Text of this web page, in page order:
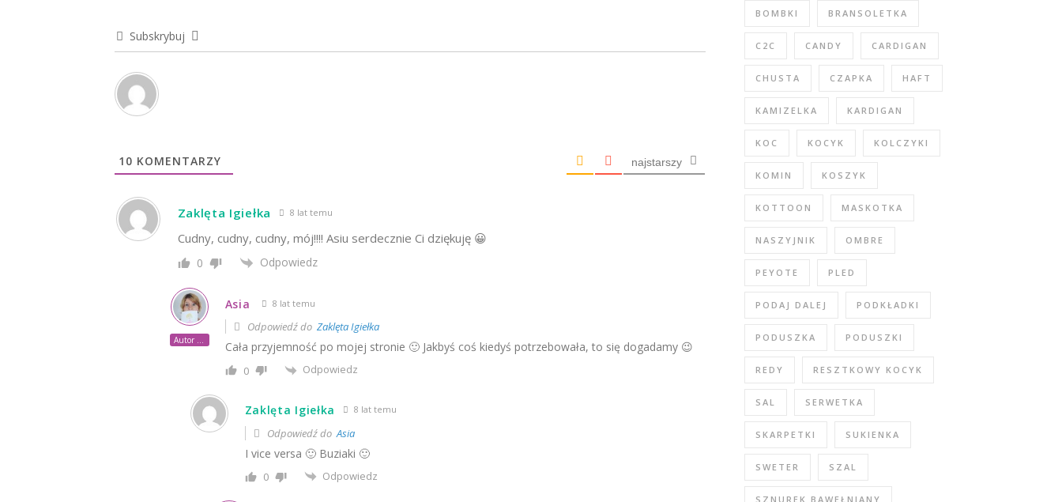
Subskrybuj
10 KOMENTARZY najstarszy
Zaklęta Igiełka 8 lat temu
Cudny, cudny, cudny, mój!!!! Asiu serdecznie Ci dziękuję 😀
0 Odpowiedz
Autor posta
Asia 8 lat temu
Odpowiedź do Zaklęta Igiełka
Cała przyjemność po mojej stronie 🙂 Jakbyś coś kiedyś potrzebowała, to się dogadamy 😉
0 Odpowiedz
Zaklęta Igiełka 8 lat temu
Odpowiedź doAsia
I vice versa 🙂 Buziaki 🙂
0 Odpowiedz
BOMBKI BRANSOLETKA
C2C CANDY CARDIGAN
CHUSTA CZAPKA HAFT
KAMIZELKA KARDIGAN
KOC KOCYK KOLCZYKI
KOMIN KOSZYK
KOTTOON MASKOTKA
NASZYJNIK OMBRE
PEYOTE PLED
PODAJ DALEJ PODKŁADKI
PODUSZKA PODUSZKI
REDY RESZTKOWY KOCYK
SAL SERWETKA
SKARPETKI SUKIENKA
SWETER SZAL
SZNUREK BAWEŁNIANY